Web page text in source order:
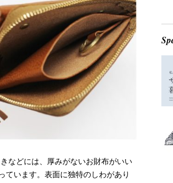
などには、厚みがないお財布がいい
ています。表面に独特のしわがあり